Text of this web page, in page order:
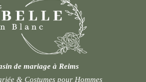
de mariage à Reims
& Costumes pour Hommes